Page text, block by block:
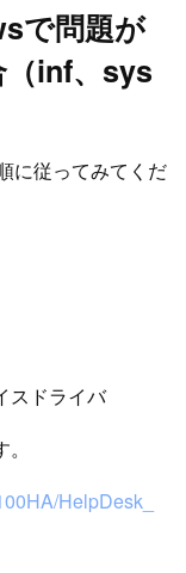
で問題が
（inf、sys
に従ってみてくだ
スドライバ
HelpDesk_